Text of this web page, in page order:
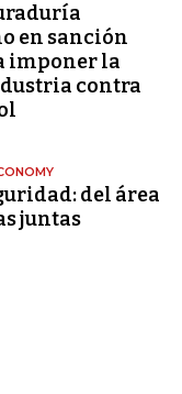
en sanción
imponer la
contra
del área
juntas